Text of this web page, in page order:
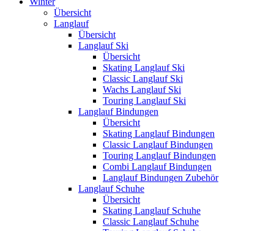
Übersicht
Langlauf
Übersicht
Langlauf Ski
Übersicht
Skating Langlauf Ski
Classic Langlauf Ski
Wachs Langlauf Ski
Touring Langlauf Ski
Langlauf Bindungen
Übersicht
Skating Langlauf Bindungen
Classic Langlauf Bindungen
Touring Langlauf Bindungen
Combi Langlauf Bindungen
Langlauf Bindungen Zubehör
Langlauf Schuhe
Übersicht
Skating Langlauf Schuhe
Classic Langlauf Schuhe